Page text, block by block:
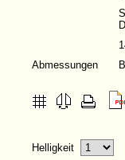
Abmessungen
Helligkeit